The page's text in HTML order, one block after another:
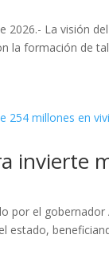
2026.- La visión
la formación de
invierte
por el
estado,